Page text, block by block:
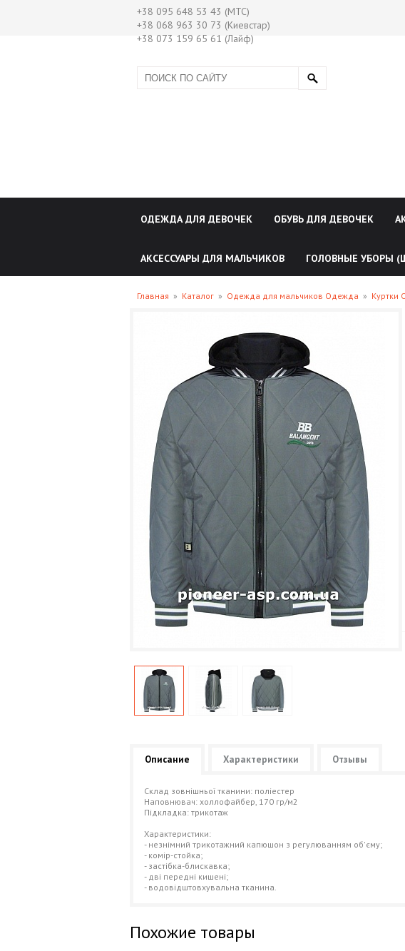
+38 095 648 53 43 (МТС)
+38 068 963 30 73 (Киевстар)
+38 073 159 65 61 (Лайф)
ОДЕЖДА ДЛЯ ДЕВОЧЕК ОБУВЬ ДЛЯ ДЕВОЧЕК
АКСЕССУАРЫ ДЛЯ МАЛЬЧИКОВ ГОЛОВНЫЕ УБОРЫ
Главная » Каталог » Одежда для мальчиков Одежда » Куртки
Описание Характеристики Отзывы
Cклад зовнішньої тканини: поліестер
Наповнювач: холлофайбер, 170 гр/м2
Підкладка: трикотаж
Характеристики:
- незнімний трикотажний капюшон з регулюванням об'єму;
- комір-стойка;
- застібка-блискавка;
- дві передні кишені;
- водовідштовхувальна тканина.
Похожие товары